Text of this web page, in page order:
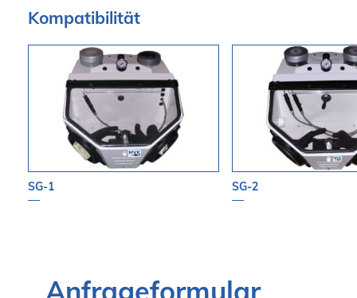
Kompatibilität
SG-1 SG-2
Anfrageformular